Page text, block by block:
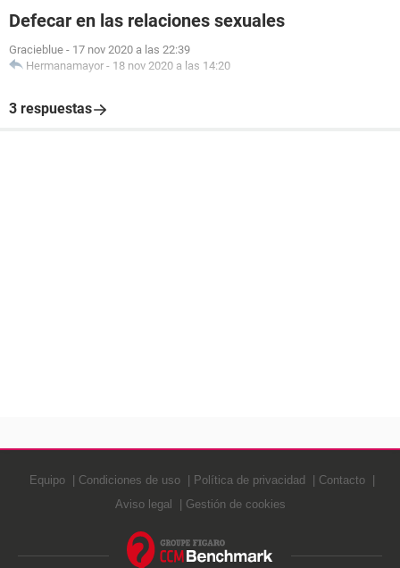
Defecar en las relaciones sexuales
Gracieblue - 17 nov 2020 a las 22:39
Hermanamayor - 18 nov 2020 a las 14:20
3 respuestas
Equipo Condiciones de uso Política de privacidad
Contacto
Aviso legal
Gestión de cookies